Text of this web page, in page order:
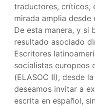
traductores, críticos,
mirada amplia
De esta manera, y si
resultado asociado
Escritores
socialistas europeos
(ELASOC II), desde
deseamos invitar a
escrita en español,